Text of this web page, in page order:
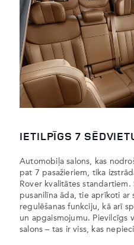
IETILPĪGS 7
Automobiļa salons, kas
pat 7 pasažieriem, tika
Rover kvalitātes
pusanilīna āda, tie aprīkoti ar
regulēšanas funkciju, kā arī
un apgaismojumu. Pievilcīgs
salons – tas ir viss, kas